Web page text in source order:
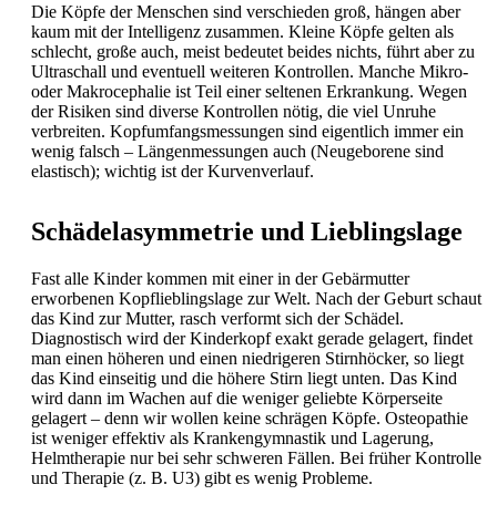
Die Köpfe der Menschen sind verschieden groß, hängen aber
kaum mit der Intelligenz zusammen. Kleine Köpfe gelten als
schlecht, große auch, meist bedeutet beides nichts, führt aber zu
Ultraschall und eventuell weiteren Kontrollen. Manche Mikro-
oder Makrocephalie ist Teil einer seltenen Erkrankung. Wegen
der Risiken sind diverse Kontrollen nötig, die viel Unruhe
verbreiten. Kopfumfangsmessungen sind eigentlich immer ein
wenig falsch – Längenmessungen auch (Neugeborene sind
elastisch); wichtig ist der Kurvenverlauf.
Schädelasymmetrie und Lieblingslage
Fast alle Kinder kommen mit einer in der Gebärmutter
erworbenen Kopflieblingslage zur Welt. Nach der Geburt schaut
das Kind zur Mutter, rasch verformt sich der Schädel.
Diagnostisch wird der Kinderkopf exakt gerade gelagert, findet
man einen höheren und einen niedrigeren Stirnhöcker, so liegt
das Kind einseitig und die höhere Stirn liegt unten. Das Kind
wird dann im Wachen auf die weniger geliebte Körperseite
gelagert – denn wir wollen keine schrägen Köpfe. Osteopathie
ist weniger effektiv als Krankengymnastik und Lagerung,
Helmtherapie nur bei sehr schweren Fällen. Bei früher Kontrolle
und Therapie (z. B. U3) gibt es wenig Probleme.